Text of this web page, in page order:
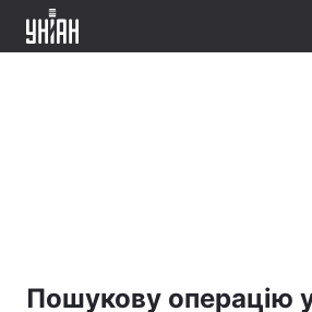
Пошукову операцію